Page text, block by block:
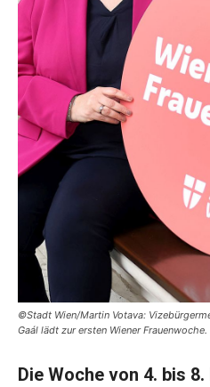
©Stadt Wien/Martin Votava:
Gaál lädt zur ersten Wiener Frauenwoche.
Die Woche von 4. bis